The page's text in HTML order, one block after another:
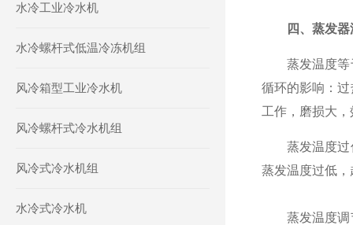
水冷工业冷水机
水冷螺杆式低温冷冻机组
风冷箱型工业冷水机
风冷螺杆式冷水机组
风冷式冷水机组
水冷式冷水机
四、蒸发
蒸发温度等于
循环的影响：
工作，磨损大
蒸发温度过低
蒸发温度过低
蒸发温度调节